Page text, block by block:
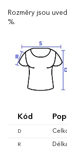
Rozměry jsou
%.
Kód
D
R